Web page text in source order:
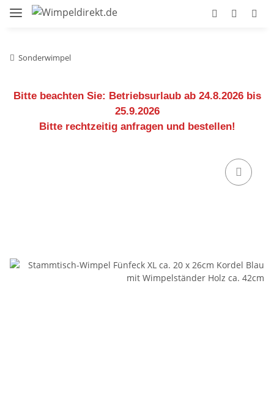
Sonderwimpel
Bitte beachten Sie: Betriebsurlaub ab 24.8.2026 bis
25.9.2026
Bitte rechtzeitig anfragen und bestellen!